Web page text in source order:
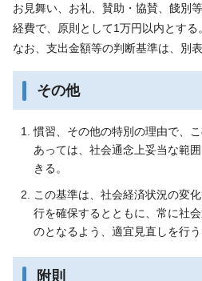
お見舞い、お礼、賛助・協賛、餞別
経費で、原則として1万円以内とする。
なお、支出金額等の判断基準は、別
その他
慣習、その他の特別の理由で、
あっては、社会通念上妥当な範
きる。
この基準は、社会経済状況の変
行を確保するとともに、常に社
のとなるよう、適宜見直しを行う
附則